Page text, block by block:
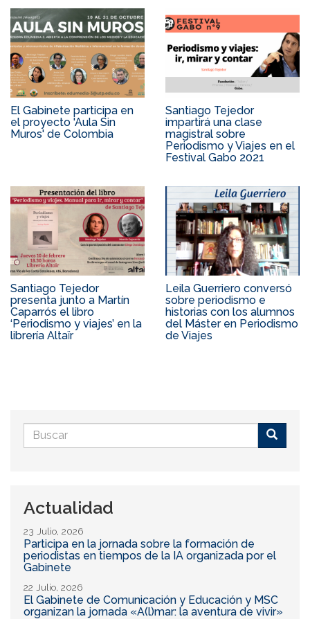
El Gabinete participa en
el proyecto 'Aula Sin
Muros' de Colombia
Santiago Tejedor
impartirá una clase
magistral sobre
Periodismo y Viajes en el
Festival Gabo 2021
Santiago Tejedor
presenta junto a Martín
Caparrós el libro
‘Periodismo y viajes’ en la
librería Altaïr
Leila Guerriero conversó
sobre periodismo e
historias con los alumnos
del Máster en Periodismo
de Viajes
Formulario
de
Actualidad
23 Julio, 2026
Participa en la jornada sobre la formación de
periodistas en tiempos de la IA organizada por el
Gabinete
22 Julio, 2026
El Gabinete de Comunicación y Educación y MSC
organizan la jornada «A(l)mar: la aventura de vivir»